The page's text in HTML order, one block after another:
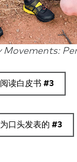
Movements:
阅读白皮书 #3
口头发表的 #3